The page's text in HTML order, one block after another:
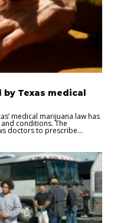
Texas medical
medical marijuana law has
conditions. The
doctors to prescribe...